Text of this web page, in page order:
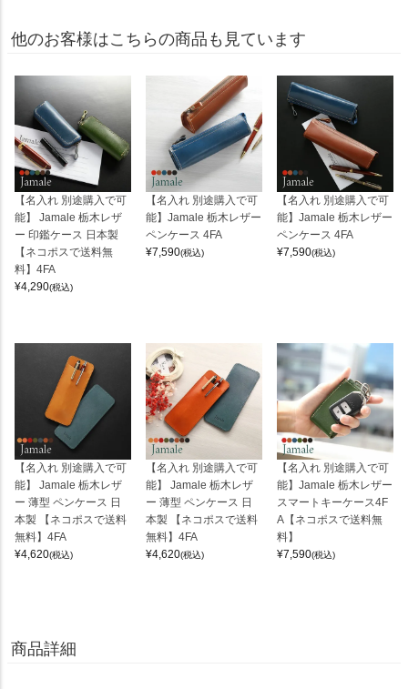
他のお客様はこちらの商品も見ています
【名入れ 別途購入で可
能】 Jamale 栃木レザ
ー 印鑑ケース 日本製
【ネコポスで送料無
料】4FA
¥4,290(税込)
【名入れ 別途購入で可
能】Jamale 栃木レザー
ペンケース 4FA
¥7,590(税込)
【名入れ 別途購入で可
能】Jamale 栃木レザー
ペンケース 4FA
¥7,590(税込)
【名入れ 別途購入で可
能】 Jamale 栃木レザ
ー 薄型 ペンケース 日
本製 【ネコポスで送料
無料】4FA
¥4,620(税込)
【名入れ 別途購入で可
能】 Jamale 栃木レザ
ー 薄型 ペンケース 日
本製 【ネコポスで送料
無料】4FA
¥4,620(税込)
【名入れ 別途購入で可
能】Jamale 栃木レザー
スマートキーケース4F
A【ネコポスで送料無
料】
¥7,590(税込)
商品詳細